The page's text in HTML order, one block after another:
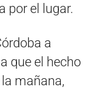
por el lugar.
a
que el hecho
mañana,